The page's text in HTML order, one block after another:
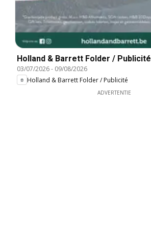
Holland & Barrett Folder / Publicité
03/07/2026- 09/08/2026
Holland & Barrett Folder / Publicité
ADVERTENTIE